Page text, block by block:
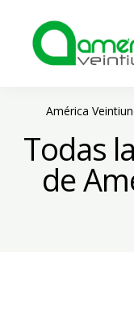
América
Todas
de